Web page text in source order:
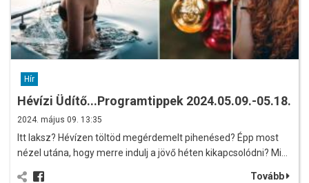
Hír
Hévízi Üdítő...Programtippek 2024.05.09.-05.18.
2024. május 09. 13:35
Itt laksz? Hévízen töltöd megérdemelt pihenésed? Épp most
nézel utána, hogy merre indulj a jövő héten kikapcsolódni? Mi…
Tovább